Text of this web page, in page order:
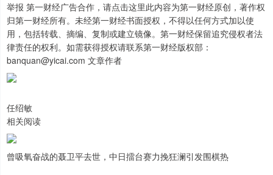
举报 第一财经广告合作，请点击这里此内容为第一财经原创，著作权
归第一财经所有。未经第一财经书面授权，不得以任何方式加以使
用，包括转载、摘编、复制或建立镜像。第一财经保留追究侵权者法
律责任的权利。如需获得授权请联系第一财经版权部：
banquan@yicai.com 文章作者
任绍敏
相关阅读
曾吸氧奋战的聂卫平去世，中日擂台赛力挽狂澜引发围棋热